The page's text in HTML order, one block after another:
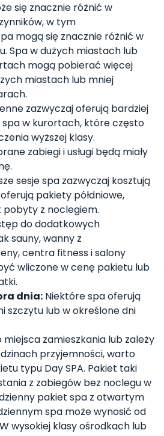
się znacznie różnić w
w tym
mogą się znacznie różnić w
Spa w dużych miastach lub
mogą pobierać więcej
miastach lub mniej
zazwyczaj oferują bardziej
w kurortach, które często
wyższej klasy.
zabiegi i usługi będą miały
sesje spa zazwyczaj kosztują
pakiety półdniowe,
pobyty z noclegiem.
do dodatkowych
sauny, wanny z
centra fitness i salony
wliczone w cenę pakietu lub
dnia: Niektóre spa oferują
szczytu lub w określone dni
miejsca zamieszkania lub zależy
przyjemności, warto
typu Day SPA. Pakiet taki
z zabiegów bez noclegu w
pakiet spa z otwartym
spa może wynosić od
W wysokiej klasy ośrodkach lub